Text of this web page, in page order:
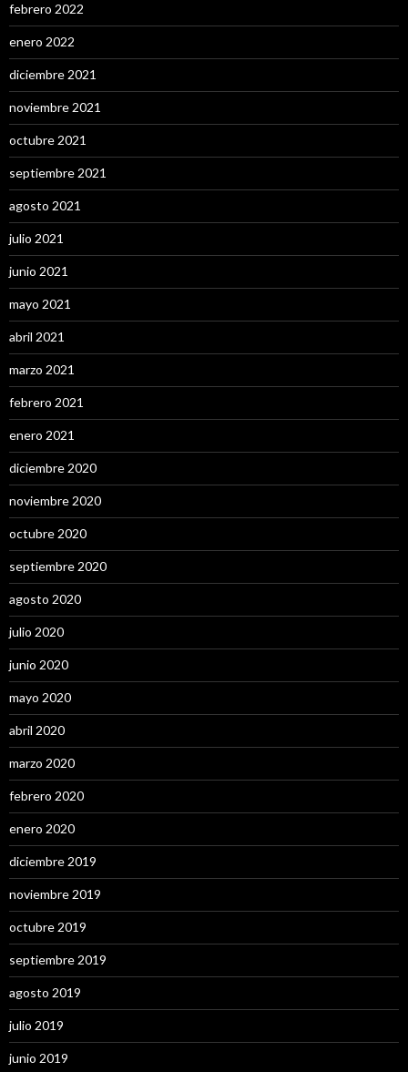
febrero 2022
enero 2022
diciembre 2021
noviembre 2021
octubre 2021
septiembre 2021
agosto 2021
julio 2021
junio 2021
mayo 2021
abril 2021
marzo 2021
febrero 2021
enero 2021
diciembre 2020
noviembre 2020
octubre 2020
septiembre 2020
agosto 2020
julio 2020
junio 2020
mayo 2020
abril 2020
marzo 2020
febrero 2020
enero 2020
diciembre 2019
noviembre 2019
octubre 2019
septiembre 2019
agosto 2019
julio 2019
junio 2019